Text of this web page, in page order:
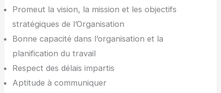
Promeut la vision, la mission et les objectifs
stratégiques de l’Organisation
Bonne capacité dans l’organisation et la
planification du travail
Respect des délais impartis
Aptitude à communiquer